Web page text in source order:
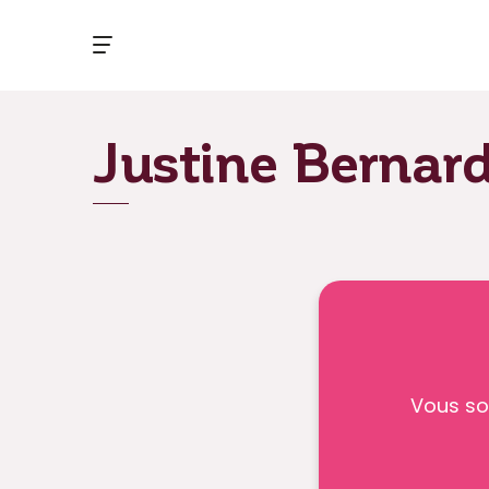
Justine
Vous